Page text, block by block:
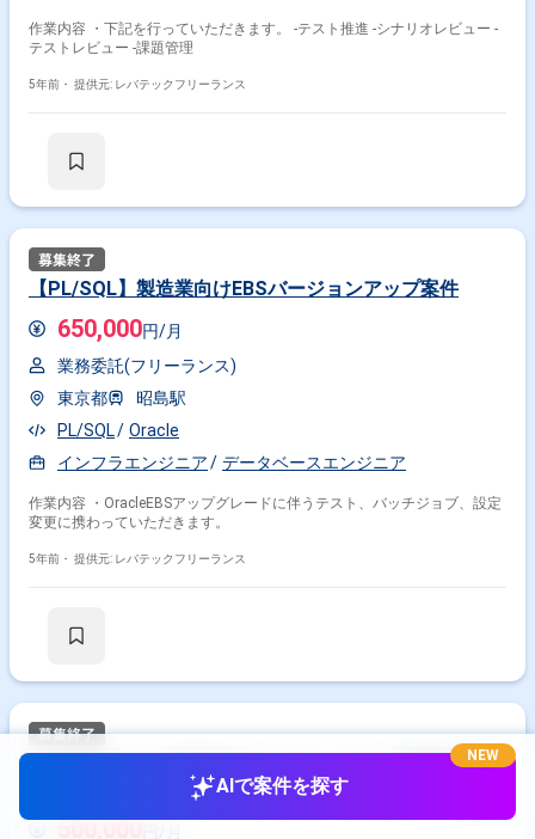
作業内容 ・下記を行っていただきます。 ‐テスト推進 ‐シナリオレビュー ‐
テストレビュー ‐課題管理
5年前・ 提供元: レバテックフリーランス
【PL/SQL】製造業向けEBSバージョンアップ案件
650,000円/月
業務委託(フリーランス)
東京都
昭島駅
PL/SQL
Oracle
インフラエンジニア
データベースエンジニア
作業内容 ・OracleEBSアップグレードに伴うテスト、バッチジョブ、設定
変更に携わっていただきます。
5年前・ 提供元: レバテックフリーランス
【Shell】カード会社向けオープンシステム基盤更改案
500,000
AIで案件を探す
NEW